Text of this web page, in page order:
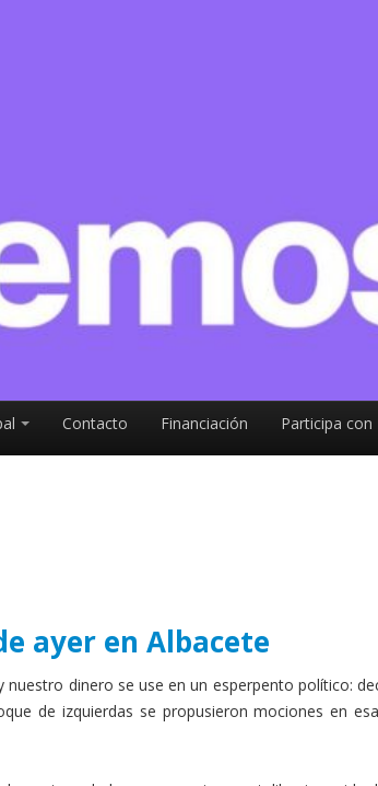
Contacto Financiación Participa
ayer en Albacete
dinero se use en un esperpento político:
de izquierdas se propusieron mociones en